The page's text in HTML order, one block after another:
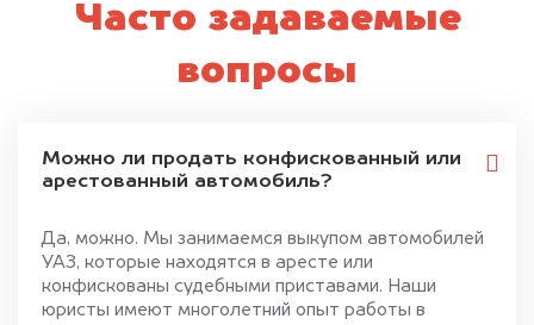
Часто задаваемые
вопросы
Можно ли продать конфискованный или
арестованный автомобиль?
Да, можно. Мы занимаемся выкупом автомобилей
УАЗ, которые находятся в аресте или
конфискованы судебными приставами. Наши
юристы имеют многолетний опыт работы в